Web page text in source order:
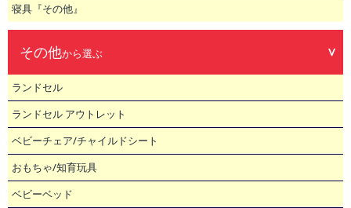
寝具『その他』
その他から選ぶ
ランドセル
ランドセル アウトレット
ベビーチェア/チャイルドシート
おもちゃ/知育玩具
ベビーベッド